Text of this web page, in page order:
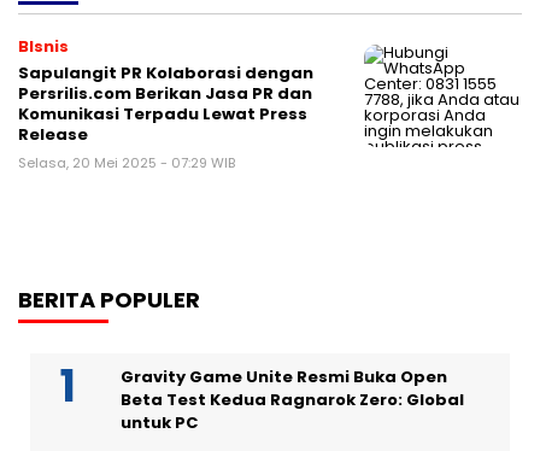
BIsnis
Sapulangit PR Kolaborasi dengan
Persrilis.com Berikan Jasa PR dan
Komunikasi Terpadu Lewat Press
Release
Selasa, 20 Mei 2025 - 07:29 WIB
BERITA POPULER
Gravity Game Unite Resmi Buka Open
Beta Test Kedua Ragnarok Zero: Global
untuk PC